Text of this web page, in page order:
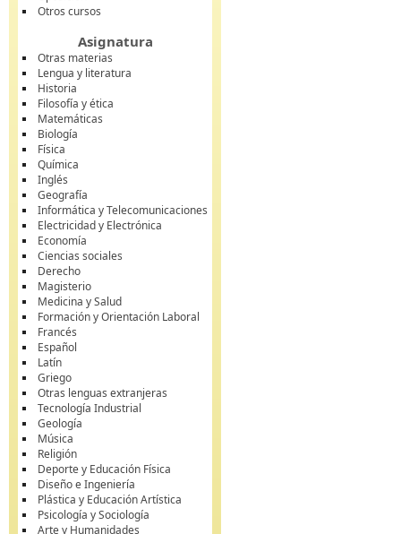
Otros cursos
Asignatura
Otras materias
Lengua y literatura
Historia
Filosofía y ética
Matemáticas
Biología
Física
Química
Inglés
Geografía
Informática y Telecomunicaciones
Electricidad y Electrónica
Economía
Ciencias sociales
Derecho
Magisterio
Medicina y Salud
Formación y Orientación Laboral
Francés
Español
Latín
Griego
Otras lenguas extranjeras
Tecnología Industrial
Geología
Música
Religión
Deporte y Educación Física
Diseño e Ingeniería
Plástica y Educación Artística
Psicología y Sociología
Arte y Humanidades